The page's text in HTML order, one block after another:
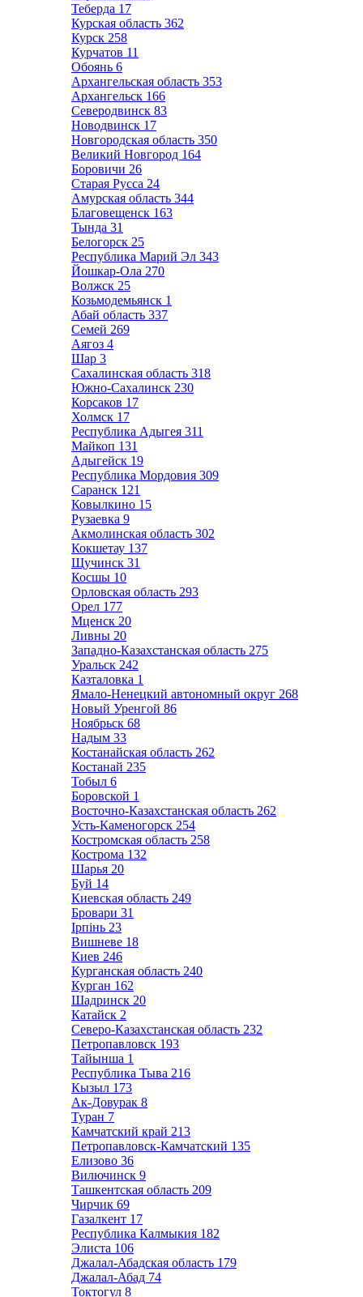
Теберда 17
Курская область 362
Курск 258
Курчатов 11
Обоянь 6
Архангельская область 353
Архангельск 166
Северодвинск 83
Новодвинск 17
Новгородская область 350
Великий Новгород 164
Боровичи 26
Старая Русса 24
Амурская область 344
Благовещенск 163
Тында 31
Белогорск 25
Республика Марий Эл 343
Йошкар-Ола 270
Волжск 25
Козьмодемьянск 1
Абай область 337
Семей 269
Аягоз 4
Шар 3
Сахалинская область 318
Южно-Сахалинск 230
Корсаков 17
Холмск 17
Республика Адыгея 311
Майкоп 131
Адыгейск 19
Республика Мордовия 309
Саранск 121
Ковылкино 15
Рузаевка 9
Акмолинская область 302
Кокшетау 137
Щучинск 31
Косшы 10
Орловская область 293
Орел 177
Мценск 20
Ливны 20
Западно-Казахстанская область 275
Уральск 242
Казталовка 1
Ямало-Ненецкий автономный округ 268
Новый Уренгой 86
Ноябрьск 68
Надым 33
Костанайская область 262
Костанай 235
Тобыл 6
Боровской 1
Восточно-Казахстанская область 262
Усть-Каменогорск 254
Костромская область 258
Кострома 132
Шарья 20
Буй 14
Киевская область 249
Бровари 31
Ірпінь 23
Вишневе 18
Киев 246
Курганская область 240
Курган 162
Шадринск 20
Катайск 2
Северо-Казахстанская область 232
Петропавловск 193
Тайынша 1
Республика Тыва 216
Кызыл 173
Ак-Довурак 8
Туран 7
Камчатский край 213
Петропавловск-Камчатский 135
Елизово 36
Вилючинск 9
Ташкентская область 209
Чирчик 69
Газалкент 17
Республика Калмыкия 182
Элиста 106
Джалал-Абадская область 179
Джалал-Абад 74
Токтогул 8